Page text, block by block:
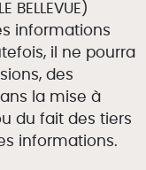
BELLEVUE)
informations
il ne pourra
des
la mise à
du fait des tiers
informations.